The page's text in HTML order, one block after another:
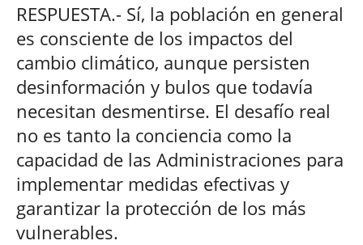
RESPUESTA.- Sí, la población en general
es consciente de los impactos del
cambio climático, aunque persisten
desinformación y bulos que todavía
necesitan desmentirse. El desafío real
no es tanto la conciencia como la
capacidad de las Administraciones para
implementar medidas efectivas y
garantizar la protección de los más
vulnerables.